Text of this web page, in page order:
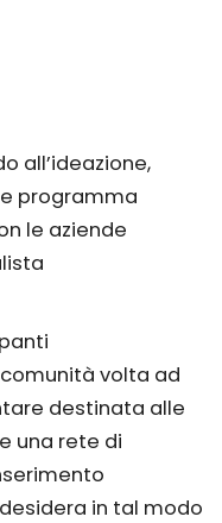
all’ideazione,
programma
le aziende
volta ad
destinata alle
una rete di
in tal modo